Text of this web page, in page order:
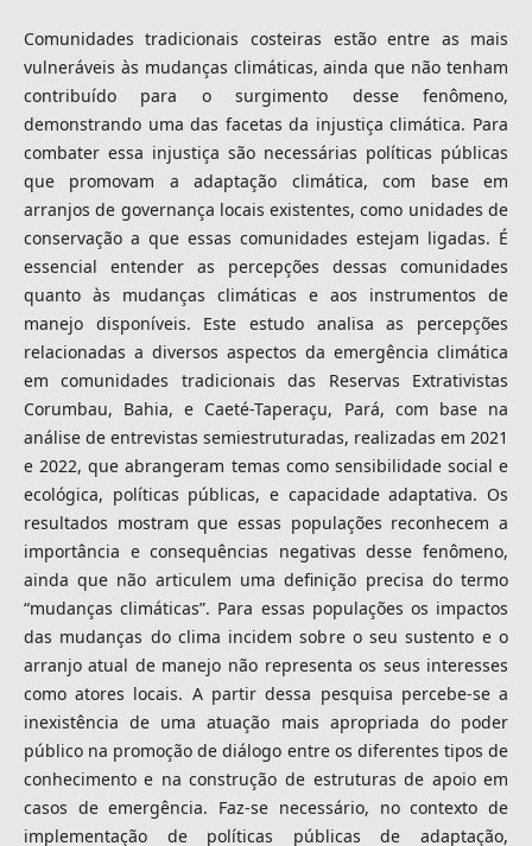
Comunidades tradicionais costeiras estão entre as mais
vulneráveis às mudanças climáticas, ainda que não tenham
contribuído para o surgimento desse fenômeno,
demonstrando uma das facetas da injustiça climática. Para
combater essa injustiça são necessárias políticas públicas
que promovam a adaptação climática, com base em
arranjos de governança locais existentes, como unidades de
conservação a que essas comunidades estejam ligadas. É
essencial entender as percepções dessas comunidades
quanto às mudanças climáticas e aos instrumentos de
manejo disponíveis. Este estudo analisa as percepções
relacionadas a diversos aspectos da emergência climática
em comunidades tradicionais das Reservas Extrativistas
Corumbau, Bahia, e Caeté-Taperaçu, Pará, com base na
análise de entrevistas semiestruturadas, realizadas em 2021
e 2022, que abrangeram temas como sensibilidade social e
ecológica, políticas públicas, e capacidade adaptativa. Os
resultados mostram que essas populações reconhecem a
importância e consequências negativas desse fenômeno,
ainda que não articulem uma definição precisa do termo
“mudanças climáticas”. Para essas populações os impactos
das mudanças do clima incidem sobre o seu sustento e o
arranjo atual de manejo não representa os seus interesses
como atores locais. A partir dessa pesquisa percebe-se a
inexistência de uma atuação mais apropriada do poder
público na promoção de diálogo entre os diferentes tipos de
conhecimento e na construção de estruturas de apoio em
casos de emergência. Faz-se necessário, no contexto de
implementação de políticas públicas de adaptação,